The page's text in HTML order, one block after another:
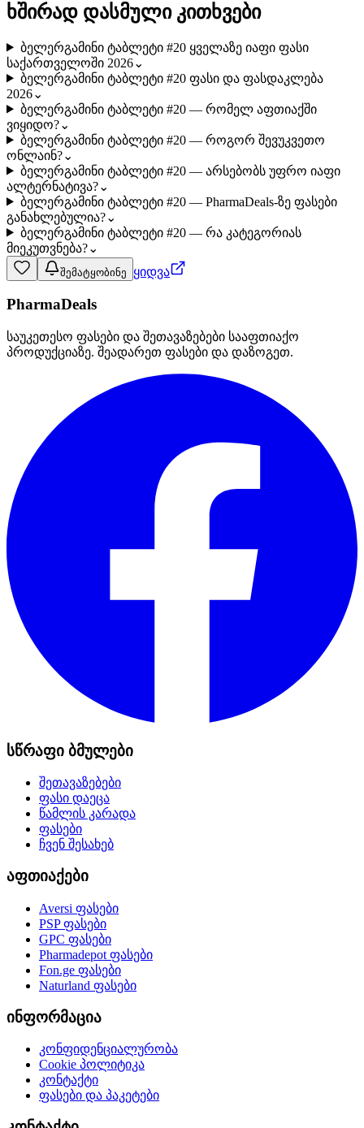
ხშირად დასმული კითხვები
ბელერგამინი ტაბლეტი #20 ყველაზე იაფი ფასი
საქართველოში 2026⌄
ბელერგამინი ტაბლეტი #20 ფასი და ფასდაკლება
2026⌄
ბელერგამინი ტაბლეტი #20 — რომელ აფთიაქში
ვიყიდო?⌄
ბელერგამინი ტაბლეტი #20 — როგორ შევუკვეთო
ონლაინ?⌄
ბელერგამინი ტაბლეტი #20 — არსებობს უფრო იაფი
ალტერნატივა?⌄
ბელერგამინი ტაბლეტი #20 — PharmaDeals-ზე ფასები
განახლებულია?⌄
ბელერგამინი ტაბლეტი #20 — რა კატეგორიას
მიეკუთვნება?⌄
შემატყობინე ყიდვა
PharmaDeals
საუკეთესო ფასები და შეთავაზებები სააფთიაქო
პროდუქციაზე. შეადარეთ ფასები და დაზოგეთ.
სწრაფი ბმულები
შეთავაზებები
ფასი დაეცა
წამლის კარადა
ფასები
ჩვენ შესახებ
აფთიაქები
Aversi ფასები
PSPფასები
GPC ფასები
Pharmadepot ფასები
Fon.ge ფასები
Naturland ფასები
ინფორმაცია
კონფიდენციალურობა
Cookie პოლიტიკა
კონტაქტი
ფასები და პაკეტები